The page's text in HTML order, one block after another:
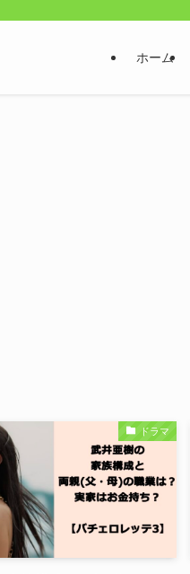
ホーム
ドラマ